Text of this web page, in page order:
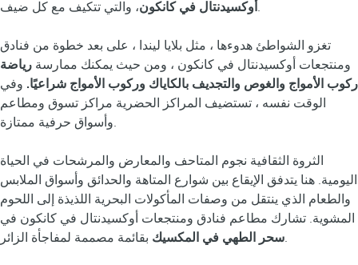
أوكسيدنتال في كانكون ، والتي تتكيف مع كل ضيف.
تغزو الشواطئ هدوءها ، مثل بلايا ليندا ، على بعد خطوة من فنادق
ومنتجعات أوكسيدنتال في كانكون ، ومن حيث يمكنك ممارسة رياضة
ركوب الأمواج والغوص والتجديف بالكاياك وركوب الأمواج شراعيًا. وفي
الوقت نفسه ، تستضيف المراكز الحضرية مراكز تسوق ومطاعم
وأسواق حرفية ممتازة.
الثروة الثقافية نجوم المتاحف والمعارض والمرشحات في الحياة
اليومية. هنا يتدفق الإيقاع بين شوارع المتاهة والحدائق وأسواق الملابس
والطعام الذي ينتقل من وصفات المأكولات البحرية اللذيذة إلى اللحوم
المشوية. تشارك مطاعم فنادق ومنتجعات أوكسيدنتال في كانكون في
سحر الطهي في المكسيكبقائمة مصممة لمفاجأة الزائر.